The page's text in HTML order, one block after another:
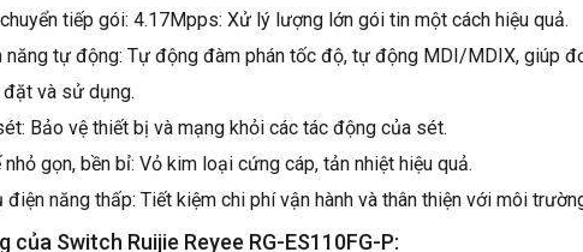
tiếp gói: 4.17Mpps: Xử lý lượng lớn gói tin một cách hiệu quả.
năng tự động: Tự động đàm phán tốc độ, tự động MDI/MDIX, giúp
và sử dụng.
Bảo vệ thiết bị và mạng khỏi các tác động của sét.
nhỏ gọn, bền bỉ: Vỏ kim loại cứng cáp, tản nhiệt hiệu quả.
điện năng thấp: Tiết kiệm chi phí vận hành và thân thiện với môi
của Switch Ruijie Reyee RG-ES110FG-P: